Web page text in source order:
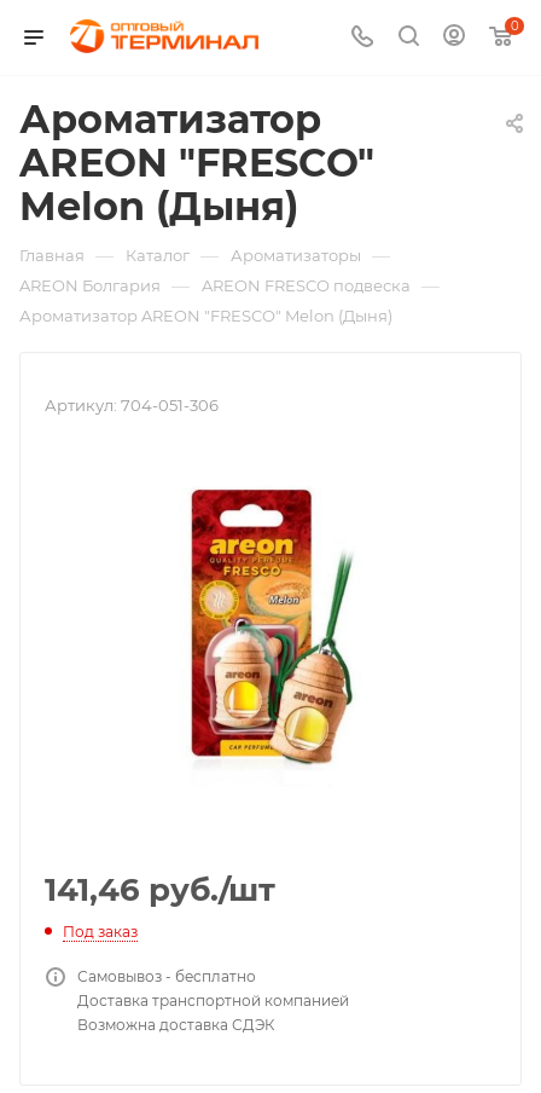
0
Ароматизатор
AREON "FRESCO"
Melon (Дыня)
Главная — Каталог — Ароматизаторы —
AREON Болгария — AREON FRESCO подвеска —
Ароматизатор AREON "FRESCO" Melon (Дыня)
Артикул: 704-051-306
141,46 руб./шт
Под заказ
Самовывоз - бесплатно
Доставка транспортной компанией
Возможна доставка СДЭК